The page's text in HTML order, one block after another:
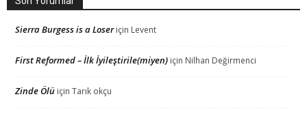
Sierra Burgess is a Loseriçin Levent
First Reformed – İlk İyileştirile(miyen) için Nilhan Değirmenci
Zinde Ölü için Tarık okçu